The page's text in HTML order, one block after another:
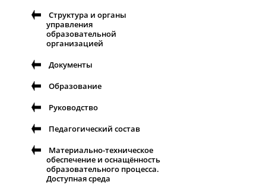
Структура и органы
управления
образовательной
организацией
Документы
Образование
Руководство
Педагогический состав
Материально-техническое
обеспечение и оснащённость
образовательного процесса.
Доступная среда